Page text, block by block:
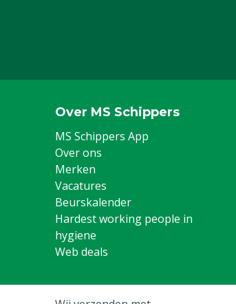
Over MS Schippers
MS Schippers App
Over ons
Merken
Vacatures
Beurskalender
Hardest working people in
hygiene
Web deals